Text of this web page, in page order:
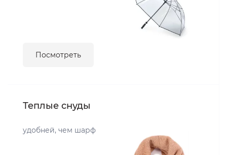
Посмотреть
Теплые снуды
удобней, чем шарф